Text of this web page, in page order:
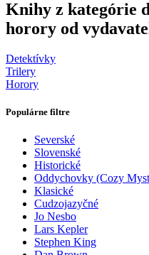
Knihy z kategórie
horory od
Detektívky
Trilery
Horory
Populárne filtre
Severské
Slovenské
Historické
Oddychovky (Cozy
Klasické
Cudzojazyčné
Jo Nesbo
Lars Kepler
Stephen King